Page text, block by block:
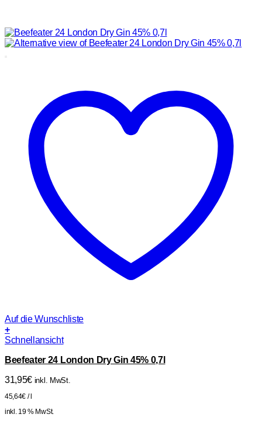
Auf die Wunschliste
+
Schnellansicht
Beefeater 24 London Dry Gin 45% 0,7l
31,95€ inkl. MwSt.
45,64€ /
inkl. 19 % MwSt.